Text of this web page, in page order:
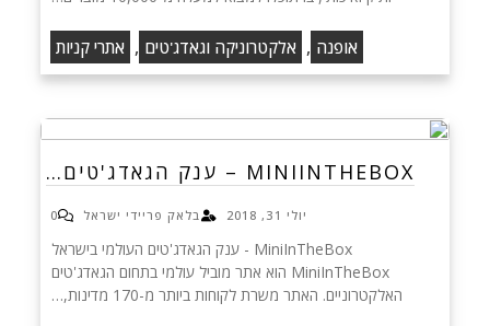
אופנה , אלקטרוניקה וגאדג'טים , אתרי קניות
MINIINTHEBOX – ענק הגאדג'טים…
יולי 31, 2018 בלאק פריידי ישראל 0
MiniInTheBox - ענק הגאדג'טים העולמי בישראל
MiniInTheBox הוא אתר מוביל עולמי בתחום הגאדג'טים
האלקטרוניים. האתר משרת לקוחות ביותר מ-170 מדינות,…